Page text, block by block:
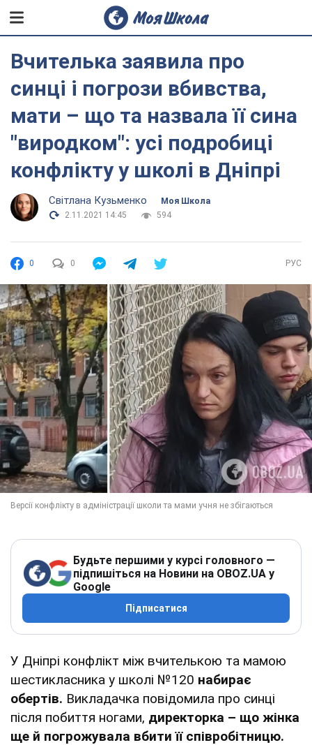
Вчителька заявила про
синці і погрози вбивства,
мати – що та назвала її сина
"виродком": усі подробиці
конфлікту у школі в Дніпрі
Світлана Кузьменко
Моя Школа
2.11.2021 14:45
594
0 0 РУС
Будьте першими у курсі головного —
підпишіться на Новини на OBOZ.UA у
Google
Підписатися
У Дніпрі конфлікт між вчителькою та мамою
шестикласника у школі №120 набирає
обертів. Викладачка повідомила про синці
після побиття ногами, директорка – що жінка
ще й погрожувала вбити її співробітницю.